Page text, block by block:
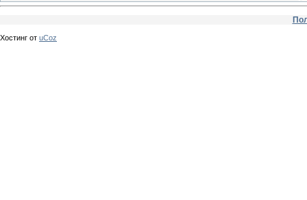
Хостинг от uCoz